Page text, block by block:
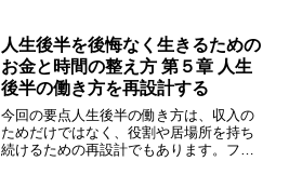
人生後半を後悔なく生きるための
お金と時間の整え方 第５章 人生
後半の働き方を再設計する
今回の要点人生後半の働き方は、収入の
ためだけではなく、役割や居場所を持ち
続けるための再設計でもあります。フル